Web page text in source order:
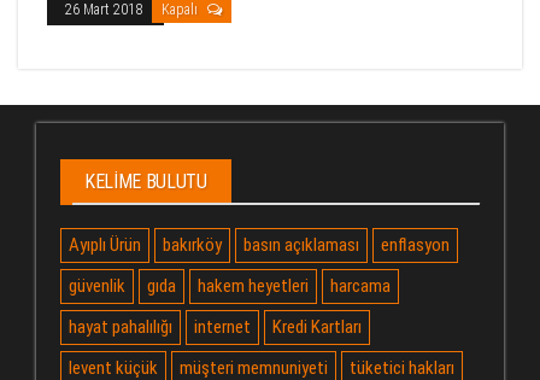
26 Mart 2018 Kapalı
KELIME BULUTU
Ayıplı Ürün bakırköy basın açıklaması
enflasyon
güvenlik
gıda hakem heyetleri
harcama
hayat pahalılığı
internet
Kredi Kartları
levent küçük
müşteri memnuniyeti
tüketici hakları